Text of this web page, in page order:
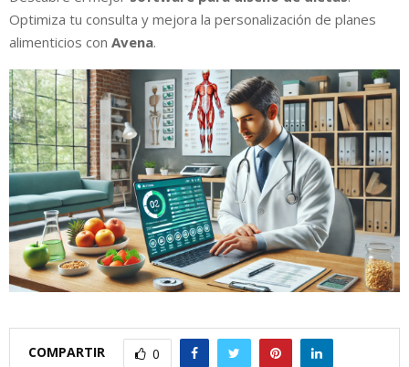
Optimiza tu consulta y mejora la personalización de planes
alimenticios con Avena.
COMPARTIR 0